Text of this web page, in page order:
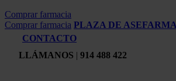
Comprar farmacia
Comprar farmacia PLAZA DE ASEFARMA
CONTACTO
LLÁMANOS | 914 488 422